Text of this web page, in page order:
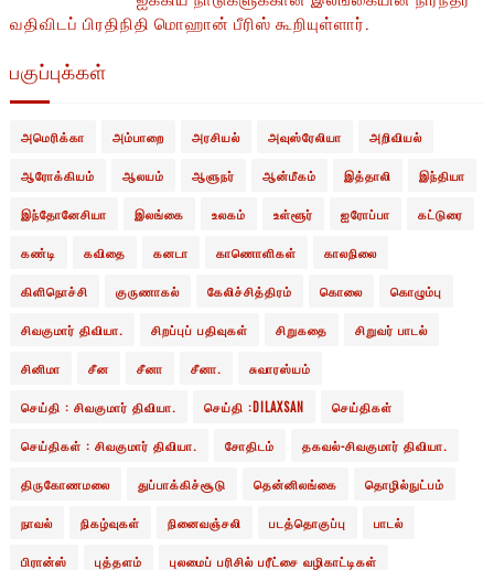
வதிவிடப் பிரதிநிதி மொஹான் பீரிஸ் கூறியுள்ளார்.
பகுப்புக்கள்
அமெரிக்கா அம்பாறை அரசியல் அவுஸ்ரேலியா அறிவியல்
ஆரோக்கியம் ஆலயம் ஆளுநர் ஆன்மீகம் இத்தாலி இந்தியா
இந்தோனேசியா இலங்கை உலகம் உள்ளூர் ஐரோப்பா கட்டுரை
கண்டி கவிதை கனடா காணொளிகள் காலநிலை
கிளிநொச்சி குருணாகல் கேலிச்சித்திரம் கொலை கொழும்பு
சிவகுமார் திவியா. சிறப்புப் பதிவுகள் சிறுகதை சிறுவர் பாடல்
சினிமா சீன சீனா சீனா. சுவாரஸ்யம்
செய்தி : சிவகுமார் திவியா. செய்தி :DILAXSAN செய்திகள்
செய்திகள் : சிவகுமார் திவியா. சோதிடம் தகவல்-சிவகுமார் திவியா.
திருகோணமலை துப்பாக்கிச்சூடு தென்னிலங்கை தொழில்நுட்பம்
நாவல் நிகழ்வுகள் நினைவஞ்சலி படத்தொகுப்பு பாடல்
பிரான்ஸ் புத்தளம் புலமைப் பரிசில் பரீட்சை வழிகாட்டிகள்